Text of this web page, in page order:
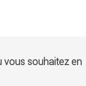
vous souhaitez en